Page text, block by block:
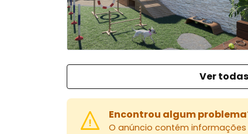
Ver
Encontrou algum
O anúncio contém